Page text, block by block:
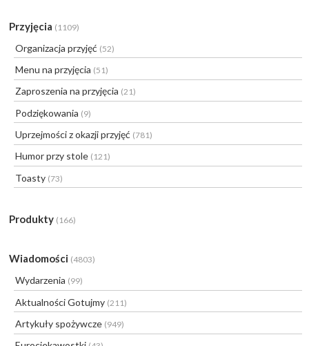
Przyjęcia (1109)
Organizacja przyjęć (52)
Menu na przyjęcia (51)
Zaproszenia na przyjęcia (21)
Podziękowania (9)
Uprzejmości z okazji przyjęć (781)
Humor przy stole (121)
Toasty (73)
Produkty (166)
Wiadomości (4803)
Wydarzenia (99)
Aktualności Gotujmy (211)
Artykuły spożywcze (949)